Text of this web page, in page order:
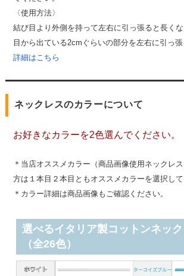
〈使用方法〉
結び目より外側を持って左右に引っ張ると長く
目から出ている2cmぐらいの部分を左右に引っ張
詳細はこちら
ネックレスのカラーについて
お好きなカラーを2色選んでください。
＊当店オススメカラー（商品画像使用ネックレ
方は１本目２本目ともオススメカラーを選択して
＊カラー詳細は商品画像もご確認ください。
選べるイタリア製コットンネッ
（全26色）